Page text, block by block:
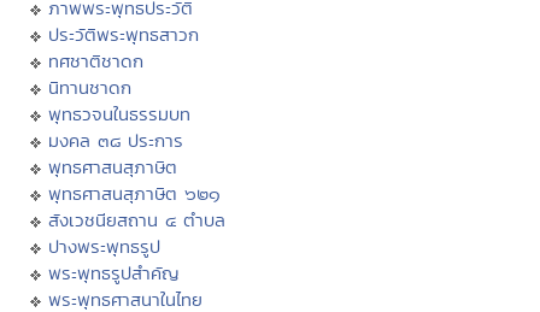
ภาพพระพุทธประวัติ
ประวัติพระพุทธสาวก
ทศชาติชาดก
นิทานชาดก
พุทธวจนในธรรมบท
มงคล ๓๘ ประการ
พุทธศาสนสุภาษิต
พุทธศาสนสุภาษิต ๖๒๑
สังเวชนียสถาน ๔ ตำบล
ปางพระพุทธรูป
พระพุทธรูปสำคัญ
พระพุทธศาสนาในไทย